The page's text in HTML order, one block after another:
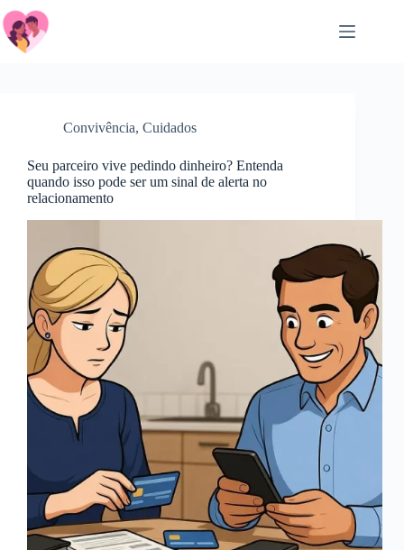
Pular
para
o
conteúdo
Convivência, Cuidados
Seu parceiro vive pedindo dinheiro? Entenda
quando isso pode ser um sinal de alerta no
relacionamento